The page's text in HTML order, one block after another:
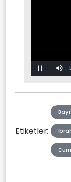
Pause Mute
Etiketler: